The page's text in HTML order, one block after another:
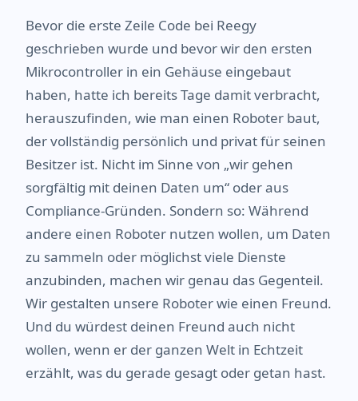
Bevor die erste Zeile Code bei Reegy
geschrieben wurde und bevor wir den ersten
Mikrocontroller in ein Gehäuse eingebaut
haben, hatte ich bereits Tage damit verbracht,
herauszufinden, wie man einen Roboter baut,
der vollständig persönlich und privat für seinen
Besitzer ist. Nicht im Sinne von „wir gehen
sorgfältig mit deinen Daten um“ oder aus
Compliance-Gründen. Sondern so: Während
andere einen Roboter nutzen wollen, um Daten
zu sammeln oder möglichst viele Dienste
anzubinden, machen wir genau das Gegenteil.
Wir gestalten unsere Roboter wie einen Freund.
Und du würdest deinen Freund auch nicht
wollen, wenn er der ganzen Welt in Echtzeit
erzählt, was du gerade gesagt oder getan hast.